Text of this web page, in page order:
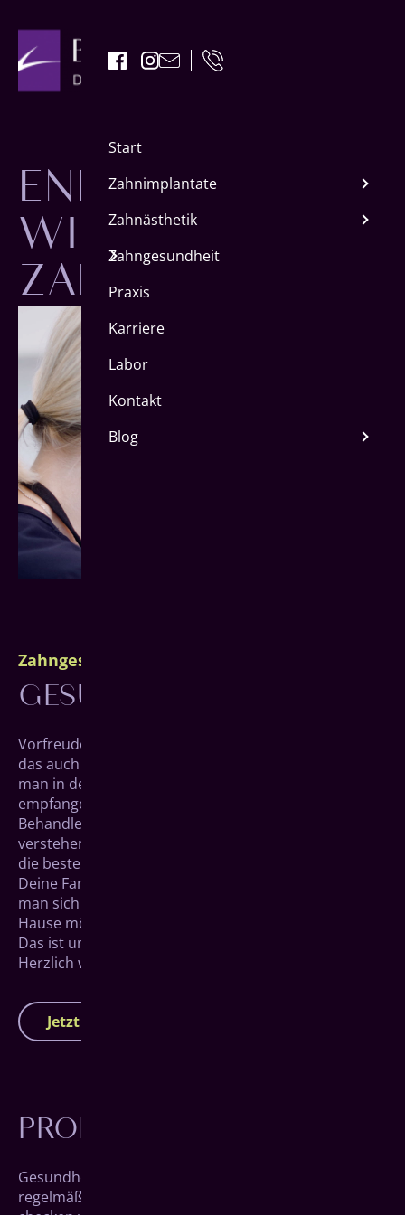
ENDLICH
WIEDER
ZAHNARZT!
Zahngesundheit in Siegen
GESUND IM MUND.
Vorfreude ist die schönste Freude. Es wird Zeit, dass
das auch für Deinen Zahnarztbesuch gilt. Dafür sollte
man in der Praxis am besten mit offenen Armen
empfangen werden. Sich auf supernette
Behandler*innen freuen können, die ihr Handwerk
verstehen. Die modernsten Methoden erleben, um
die beste Behandlung zu erhalten – für Dich und
Deine Familie. Und das alles in einer Praxis, in der
man sich wohlfühlt und nicht gleich wieder nach
Hause möchte.
Das ist unser Anspruch. Jeden Tag.
Herzlich willkommen bei Deinem Zahnarzt!
Jetzt Termin vereinbaren
PROPHYLAXE
Gesundheit beginnt bei Vorbeugung. Bei Deinen
regelmäßigen Kontroll­besuchen in unserer Praxis
Start
Zahnimplantate
Zahnästhetik
Zahngesundheit
Praxis
Karriere
Labor
Kontakt
Blog